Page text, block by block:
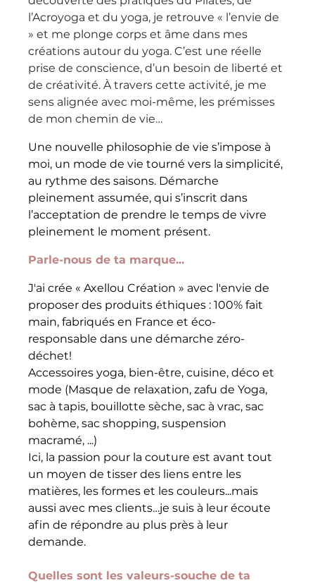
l’Acroyoga et du yoga, je retrouve « l’envie de
» et me plonge corps et âme dans mes
créations autour du yoga. C’est une réelle
prise de conscience, d’un besoin de liberté et
de créativité. À travers cette activité, je me
sens alignée avec moi-même, les prémisses
de mon chemin de vie…
Une nouvelle philosophie de vie s’impose à
moi, un mode de vie tourné vers la simplicité,
au rythme des saisons. Démarche
pleinement assumée, qui s’inscrit dans
l’acceptation de prendre le temps de vivre
pleinement le moment présent.
Parle-nous de ta marque...
J'ai crée « Axellou Création » avec l'envie de
proposer des produits éthiques : 100% fait
main, fabriqués en France et éco-
responsable dans une démarche zéro-
déchet!
Accessoires yoga, bien-être, cuisine, déco et
mode (Masque de relaxation, zafu de Yoga,
sac à tapis, bouillotte sèche, sac à vrac, sac
bohème, sac shopping, suspension
macramé, ...)
Ici, la passion pour la couture est avant tout
un moyen de tisser des liens entre les
matières, les formes et les couleurs...mais
aussi avec mes clients…je suis à leur écoute
afin de répondre au plus près à leur
demande.
Quelles sont les valeurs-souche de ta